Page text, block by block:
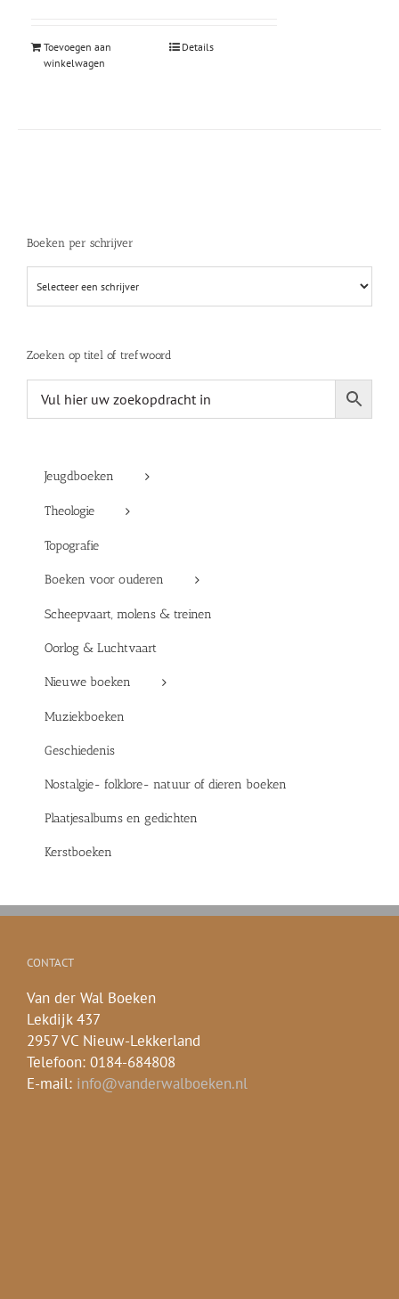
Toevoegen aan
winkelwagen
Details
Boeken per schrijver
Zoeken op titel of trefwoord
Jeugdboeken
Theologie
Topografie
Boeken voor ouderen
Scheepvaart, molens & treinen
Oorlog & Luchtvaart
Nieuwe boeken
Muziekboeken
Geschiedenis
Nostalgie- folklore- natuur of dieren boeken
Plaatjesalbums en gedichten
Kerstboeken
CONTACT
Van der Wal Boeken
Lekdijk 437
2957 VC Nieuw-Lekkerland
Telefoon: 0184-684808
E-mail: info@vanderwalboeken.nl